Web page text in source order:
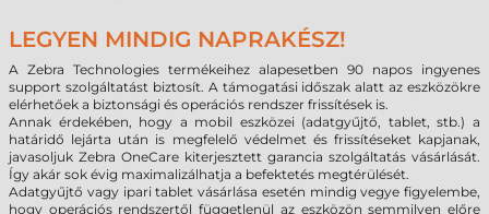
LEGYEN MINDIG NAPRAKÉSZ!
A Zebra Technologies termékeihez alapesetben 90 napos ingyenes
support szolgáltatást biztosít. A támogatási időszak alatt az eszközökre
elérhetőek a biztonsági és operációs rendszer frissítések is.
Annak érdekében, hogy a mobil eszközei (adatgyűjtő, tablet, stb.) a
határidő lejárta után is megfelelő védelmet és frissítéseket kapjanak,
javasoljuk Zebra OneCare kiterjesztett garancia szolgáltatás vásárlását.
Így akár sok évig maximalizálhatja a befektetés megtérülését.
Adatgyűjtő vagy ipari tablet vásárlása esetén mindig vegye figyelembe,
hogy operációs rendszertől függetlenül az eszközön semmilyen előre